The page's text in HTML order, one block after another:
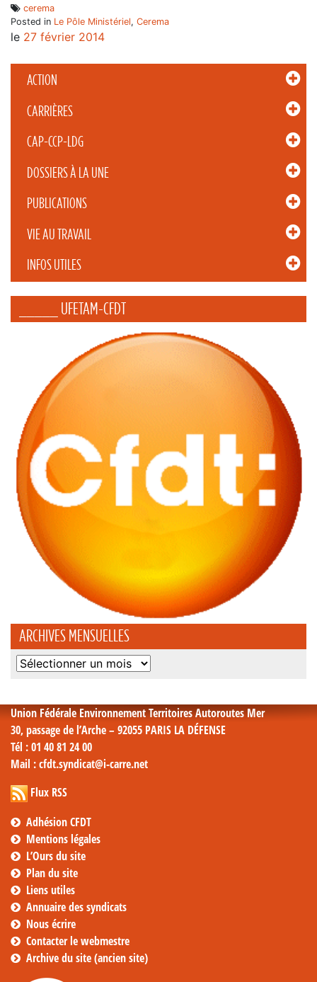
ACTION
CARRIÈRES
CAP-CCP-LDG
DOSSIERS À LA UNE
PUBLICATIONS
VIE AU TRAVAIL
INFOS UTILES
_____ UFETAM-CFDT
ARCHIVES MENSUELLES
Archives
cerema
Posted in Le Pôle Ministériel, Cerema
le 27 février 2014
Union Fédérale Environnement Territoires Autoroutes Mer
30, passage de l’Arche – 92055 PARIS LA DÉFENSE
Tél : 01 40 81 24 00
Mail : cfdt.syndicat@i-carre.net
Flux RSS
Adhésion CFDT
Mentions légales
L’Ours du site
Plan du site
Liens utiles
Annuaire des syndicats
Nous écrire
Contacter le webmestre
Archive du site (ancien site)